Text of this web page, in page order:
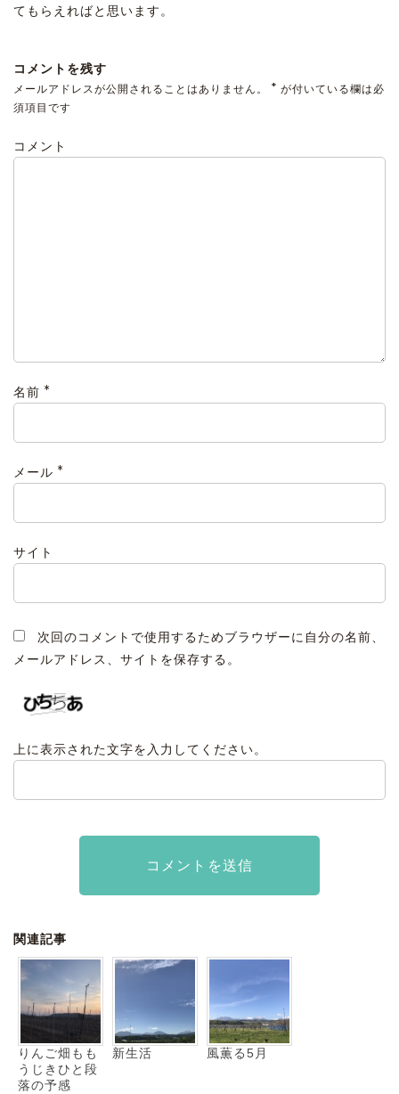
てもらえればと思います。
コメントを残す
メールアドレスが公開されることはありません。 * が付いている欄は必
須項目です
コメント
名前 *
メール *
サイト
次回のコメントで使用するためブラウザーに自分の名前、
メールアドレス、サイトを保存する。
上に表示された文字を入力してください。
関連記事
りんご畑もも
うじきひと段
落の予感
新生活 風薫る5月